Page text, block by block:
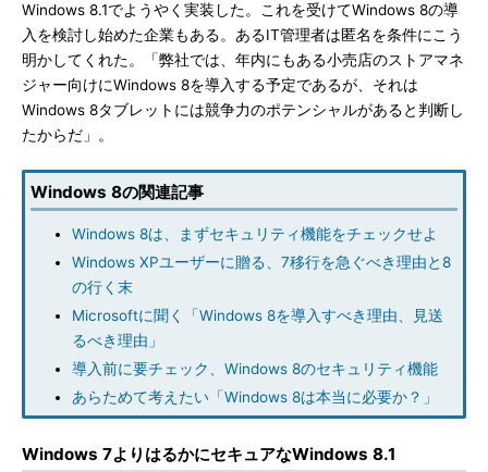
Windows 8.1でようやく実装した。これを受けてWindows 8の導
入を検討し始めた企業もある。あるIT管理者は匿名を条件にこう
明かしてくれた。「弊社では、年内にもある小売店のストアマネ
ジャー向けにWindows 8を導入する予定であるが、それは
Windows 8タブレットには競争力のポテンシャルがあると判断し
たからだ」。
Windows 8の関連記事
Windows 8は、まずセキュリティ機能をチェックせよ
Windows XPユーザーに贈る、7移行を急ぐべき理由と8
の行く末
Microsoftに聞く「Windows 8を導入すべき理由、見送
るべき理由」
導入前に要チェック、Windows 8のセキュリティ機能
あらためて考えたい「Windows 8は本当に必要か？」
Windows 7よりはるかにセキュアなWindows 8.1